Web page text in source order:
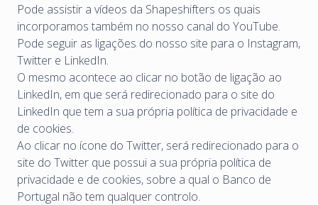
Pode assistir a vídeos da Shapeshifters os quais
incorporamos também no nosso canal do YouTube.
Pode seguir as ligações do nosso site para o Instagram,
Twitter e LinkedIn.
O mesmo acontece ao clicar no botão de ligação ao
LinkedIn, em que será redirecionado para o site do
LinkedIn que tem a sua própria política de privacidade e
de cookies.
Ao clicar no ícone do Twitter, será redirecionado para o
site do Twitter que possui a sua própria política de
privacidade e de cookies, sobre a qual o Banco de
Portugal não tem qualquer controlo.